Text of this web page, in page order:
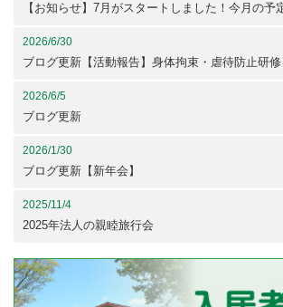
【お知らせ】7月がスタートしました！今月の予
2026/6/30
ブログ更新【活動報告】身体拘束・虐待防止研
2026/6/5
ブログ更新
2026/1/30
ブログ更新【新年会】
2025/11/4
2025年法人の親睦旅行会